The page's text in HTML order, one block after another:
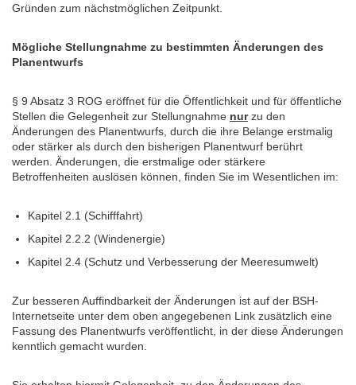
Gründen zum nächstmöglichen Zeitpunkt.
Mögliche Stellungnahme zu bestimmten Änderungen des
Planentwurfs
§ 9 Absatz 3 ROG eröffnet für die Öffentlichkeit und für öffentliche
Stellen die Gelegenheit zur Stellungnahme nurzu den
Änderungen des Planentwurfs, durch die ihre Belange erstmalig
oder stärker als durch den bisherigen Planentwurf berührt
werden. Änderungen, die erstmalige oder stärkere
Betroffenheiten auslösen können, finden Sie im Wesentlichen im:
Kapitel 2.1 (Schifffahrt)
Kapitel 2.2.2 (Windenergie)
Kapitel 2.4 (Schutz und Verbesserung der Meeresumwelt)
Zur besseren Auffindbarkeit der Änderungen ist auf der BSH-
Internetseite unter dem oben angegebenen Link zusätzlich eine
Fassung des Planentwurfs veröffentlicht, in der diese Änderungen
kenntlich gemacht wurden.